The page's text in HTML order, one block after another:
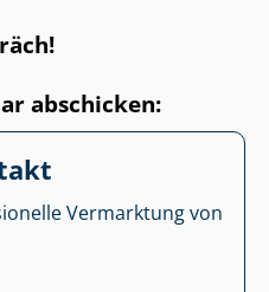
abschicken:
Vermarktung von